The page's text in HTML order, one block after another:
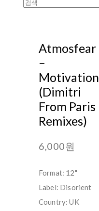
Atmosfear
–
Motivation
(Dimitri
From Paris
Remixes)
6,000원
Format: 12"
Label: Disorient
Country: UK